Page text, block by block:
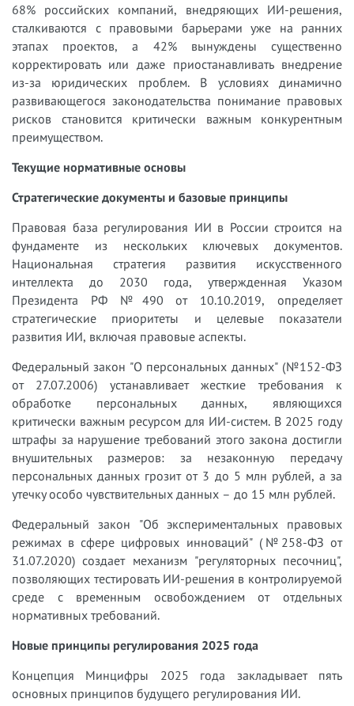
68% российских компаний, внедряющих ИИ-решения,
сталкиваются с правовыми барьерами уже на ранних
этапах проектов, а 42% вынуждены существенно
корректировать или даже приостанавливать внедрение
из-за юридических проблем. В условиях динамично
развивающегося законодательства понимание правовых
рисков становится критически важным конкурентным
преимуществом.
Текущие нормативные основы
Стратегические документы и базовые принципы
Правовая база регулирования ИИ в России строится на
фундаменте из нескольких ключевых документов.
Национальная стратегия развития искусственного
интеллекта до 2030 года, утвержденная Указом
Президента РФ №490 от 10.10.2019, определяет
стратегические приоритеты и целевые показатели
развития ИИ, включая правовые аспекты.
Федеральный закон "О персональных данных" (№152-ФЗ
от 27.07.2006) устанавливает жесткие требования к
обработке персональных данных, являющихся
критически важным ресурсом для ИИ-систем. В 2025 году
штрафы за нарушение требований этого закона достигли
внушительных размеров: за незаконную передачу
персональных данных грозит от 3 до 5 млн рублей, а за
утечку особо чувствительных данных – до 15 млн рублей.
Федеральный закон "Об экспериментальных правовых
режимах в сфере цифровых инноваций" (№258-ФЗ от
31.07.2020) создает механизм "регуляторных песочниц",
позволяющих тестировать ИИ-решения в контролируемой
среде с временным освобождением от отдельных
нормативных требований.
Новые принципы регулирования 2025 года
Концепция Минцифры 2025 года закладывает пять
основных принципов будущего регулирования ИИ.